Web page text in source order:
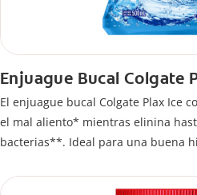
Enjuague Bucal Colgate
El enjuague bucal Colgate Plax Ice
el mal aliento* mientras elinina
bacterias**. Ideal para una buena